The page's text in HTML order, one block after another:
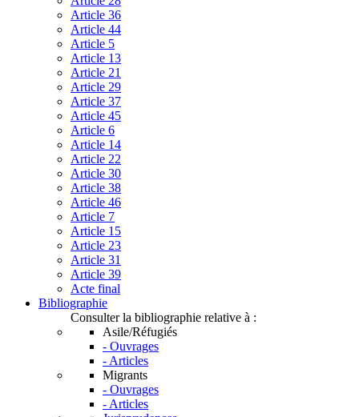
Article 36
Article 44
Article 5
Article 13
Article 21
Article 29
Article 37
Article 45
Article 6
Article 14
Article 22
Article 30
Article 38
Article 46
Article 7
Article 15
Article 23
Article 31
Article 39
Acte final
Bibliographie
Consulter la bibliographie relative à :
Asile/Réfugiés
- Ouvrages
- Articles
Migrants
- Ouvrages
- Articles